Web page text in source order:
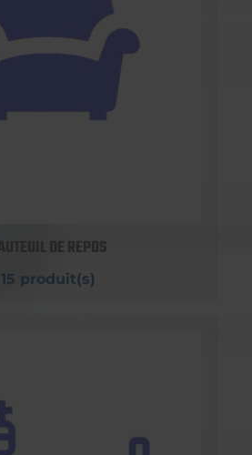
FAUTEUIL DE REPOS
15 produit(s)